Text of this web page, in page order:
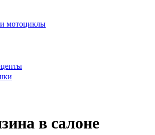
мотоциклы
в салоне